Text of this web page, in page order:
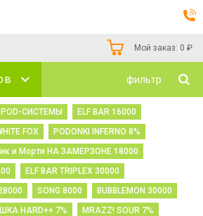
Мой заказ: 0 ₽
фильтр
СИСТЕМЫ
ELF BAR 16000
FOX
PODONKI INFERNO 8%
и Морти НА ЗАМЕРЗОНЕ 18000
ELF BAR TRIPLEX 30000
SONG 8000
BUBBLEMON 30000
HARD++ 7%
MRAZZ! SOUR 7%